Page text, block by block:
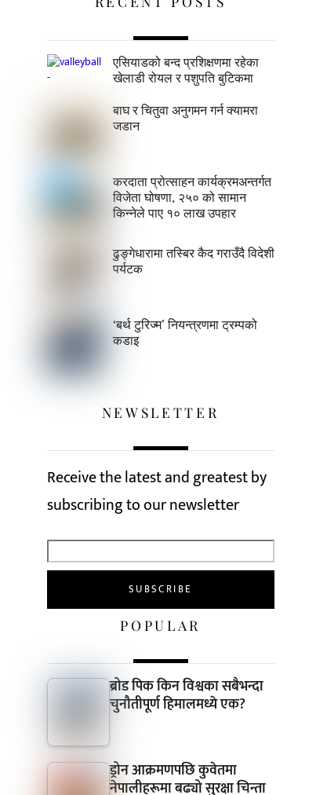
एसियाडको बन्द प्रशिक्षणमा रहेका
खेलाडी रोयल र पशुपति बुटिकमा
बाघ र चितुवा अनुगमन गर्न क्यामरा
जडान
करदाता प्रोत्साहन कार्यक्रमअन्तर्गत
विजेता घोषणा, २५० को सामान
किन्नेले पाए १० लाख उपहार
ढुङ्गेधारामा तस्बिर कैद गराउँदै विदेशी
पर्यटक
‘बर्थ टुरिज्म’ नियन्त्रणमा ट्रम्पको
कडाइ
NEWSLETTER
Receive the latest and greatest by
subscribing to our newsletter
POPULAR
ब्रोड पिक किन विश्वका सबैभन्दा
चुनौतीपूर्ण हिमालमध्ये एक?
ड्रोन आक्रमणपछि कुवेतमा
नेपालीहरूमा बढ्यो सुरक्षा चिन्ता